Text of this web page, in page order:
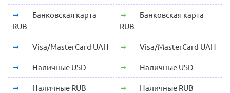
Банковская карта
RUB
Банковская карта
RUB
Visa/MasterCard UAH Visa/MasterCard UAH
Наличные USD Наличные USD
Наличные RUB Наличные RUB